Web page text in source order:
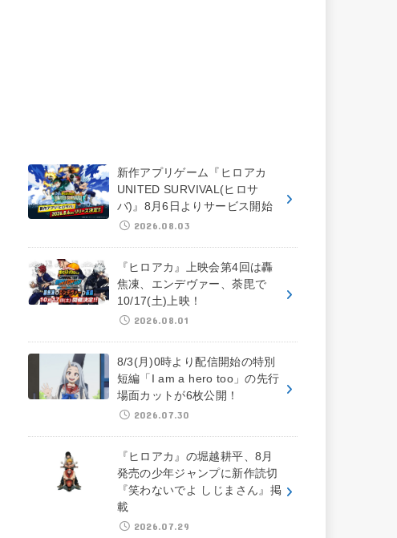
新作アプリゲーム『ヒロアカ
UNITED SURVIVAL(ヒロサ
バ)』8月6日よりサービス開始
2026.08.03
『ヒロアカ』上映会第4回は轟
焦凍、エンデヴァー、荼毘で
10/17(土)上映！
2026.08.01
8/3(月)0時より配信開始の特別
短編「I am a hero too」の先行
場面カットが6枚公開！
2026.07.30
『ヒロアカ』の堀越耕平、8月
発売の少年ジャンプに新作読切
『笑わないでよ しじまさん』掲
載
2026.07.29